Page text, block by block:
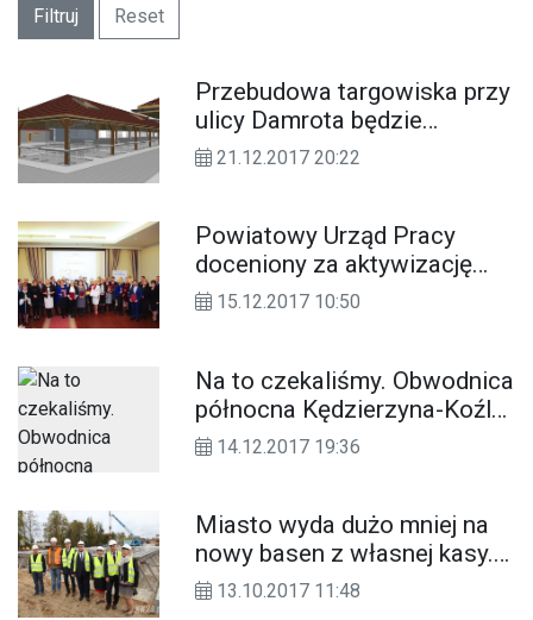
Filtruj Reset
Przebudowa targowiska przy
ulicy Damrota będzie
kosztować prawie 3 mln zł
21.12.2017 20:22
Powiatowy Urząd Pracy
doceniony za aktywizację
osób młodych
15.12.2017 10:50
Na to czekaliśmy. Obwodnica
północna Kędzierzyna-Koźla
zatwierdzona do realizacji
14.12.2017 19:36
Miasto wyda dużo mniej na
nowy basen z własnej kasy.
Marszałek dopłaci 5 mln zł
13.10.2017 11:48